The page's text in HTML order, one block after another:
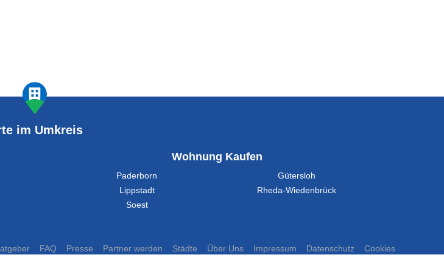
im Umkreis
Wohnung Kaufen
Paderborn
Gütersloh
Lippstadt
Rheda-Wiedenbrück
Soest
FAQ Presse Partner werden Städte Über Uns Impressum Datenschutz Cookies